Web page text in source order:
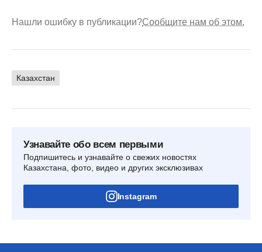
Нашли ошибку в публикации?Сообщите нам об этом.
Казахстан
Узнавайте обо всем первыми
Подпишитесь и узнавайте о свежих новостях
Казахстана, фото, видео и других эксклюзивах
Instagram